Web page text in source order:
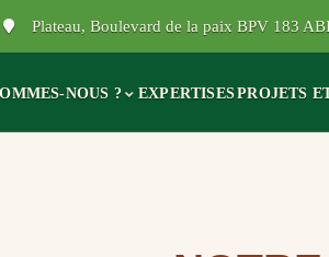
Plateau, Boulevard de la paix BPV 183
NOUS ? EXPERTISESPROJETS